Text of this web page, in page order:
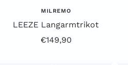
MILREMO
LEEZE Langarmtrikot
Angebotspreis
€149,90